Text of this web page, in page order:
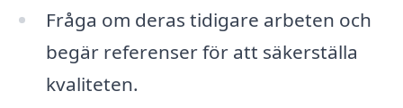
Fråga om deras tidigare arbeten och
begär referenser för att säkerställa
kvaliteten.